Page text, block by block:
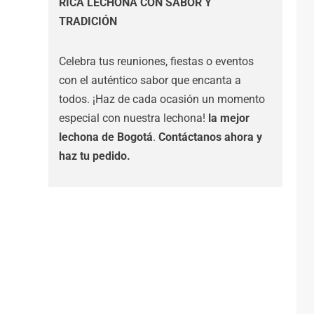
RICA LECHONA CON SABOR Y
TRADICIÓN
Celebra tus reuniones, fiestas o eventos
con el auténtico sabor que encanta a
todos. ¡Haz de cada ocasión un momento
especial con nuestra lechona! la mejor
lechona de Bogotá. Contáctanos ahora y
haz tu pedido.